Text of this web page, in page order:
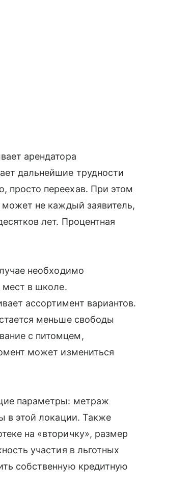
арендатора
дальнейшие трудности
переехав. При этом
не каждый заявитель,
лет. Процентная
необходимо
мест в школе.
ассортимент вариантов.
меньше свободы
с питомцем,
может измениться
параметры: метраж
в этой локации. Также
на «вторичку», размер
участия в льготных
собственную кредитную